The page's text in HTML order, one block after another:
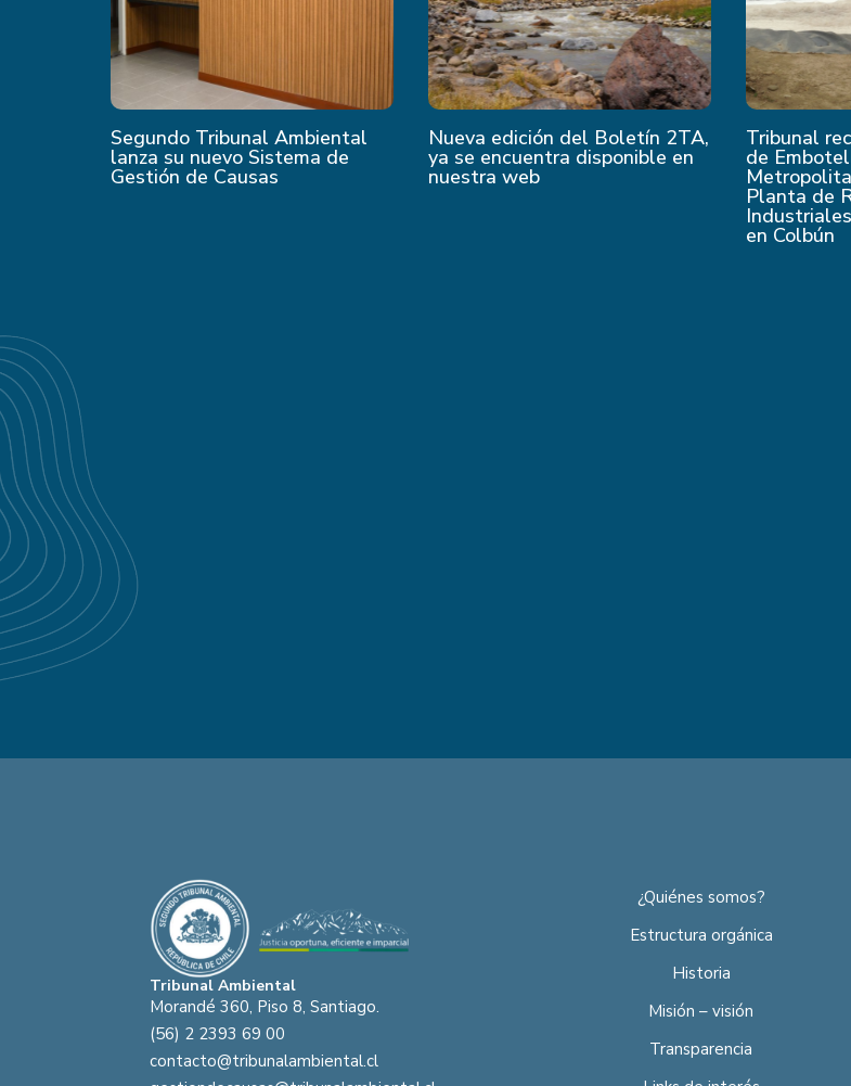
Segundo Tribunal Ambiental
lanza su nuevo Sistema de
Gestión de Causas
Nueva edición del Boletín 2TA,
ya se encuentra disponible en
nuestra web
Tribunal
de
Planta de
en Colbún
Tribunal Ambiental
Morandé 360, Piso 8, Santiago.
(56) 2 2393 69 00
contacto@tribunalambiental.cl
¿Quiénes somos?
Estructura orgánica
Historia
Misión – visión
Transparencia